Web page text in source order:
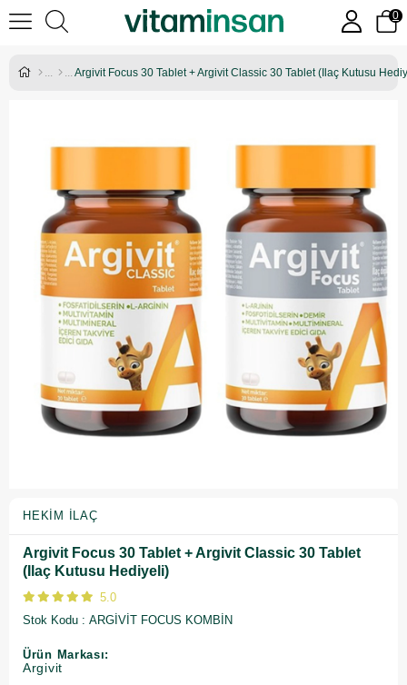
0
Argivit Focus 30 Tablet + Argivit Classic 30 Tablet (Ilaç Kutusu
HEKIM İLAÇ
Argivit Focus 30 Tablet + Argivit Classic 30 Tablet
(Ilaç Kutusu Hediyeli)
5.0
Stok Kodu
ARGİVİT FOCUS KOMBİN
Ürün Markası:
Argivit